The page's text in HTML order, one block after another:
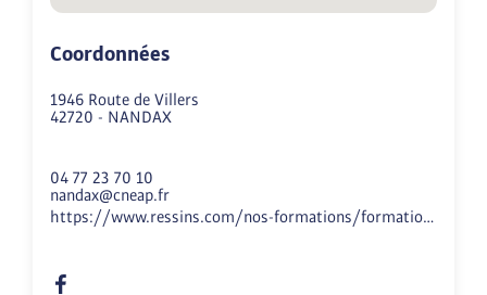
Coordonnées
1946 Route de Villers
42720 - NANDAX
04 77 23 70 10
nandax@cneap.fr
https://www.ressins.com/nos-formations/formations-par-apprentissage/